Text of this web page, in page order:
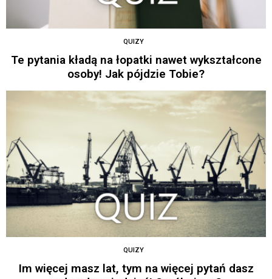
QUIZY
Te pytania kładą na łopatki nawet wykształcone
osoby! Jak pójdzie Tobie?
QUIZY
Im więcej masz lat, tym na więcej pytań dasz